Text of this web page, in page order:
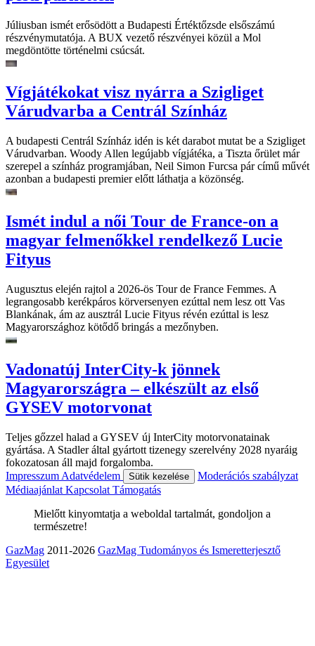
Júliusban ismét erősödött a Budapesti Értéktőzsde elsőszámú
részvénymutatója. A BUX vezető részvényei közül a Mol
megdöntötte történelmi csúcsát.
Vígjátékokat visz nyárra a Szigliget
Várudvarba a Centrál Színház
A budapesti Centrál Színház idén is két darabot mutat be a Szigliget
Várudvarban. Woody Allen legújabb vígjátéka, a Tiszta őrület már
szerepel a színház programjában, Neil Simon Furcsa pár című művét
azonban a budapesti premier előtt láthatja a közönség.
Ismét indul a női Tour de France-on a
magyar felmenőkkel rendelkező Lucie
Fityus
Augusztus elején rajtol a 2026-ös Tour de France Femmes. A
legrangosabb kerékpáros körversenyen ezúttal nem lesz ott Vas
Blankának, ám az ausztrál Lucie Fityus révén ezúttal is lesz
Magyarországhoz kötődő bringás a mezőnyben.
Vadonatúj InterCity-k jönnek
Magyarországra – elkészült az első
GYSEV motorvonat
Teljes gőzzel halad a GYSEV új InterCity motorvonatainak
gyártása. A Stadler által gyártott tizenegy szerelvény 2028 nyaráig
fokozatosan áll majd forgalomba.
Impresszum Adatvédelem Sütik kezelése
Moderációs szabályzat
Médiaajánlat Kapcsolat Támogatás
Mielőtt kinyomtatja a weboldal tartalmát, gondoljon a
természetre!
GazMag 2011-2026 GazMag Tudományos és Ismeretterjesztő
Egyesület